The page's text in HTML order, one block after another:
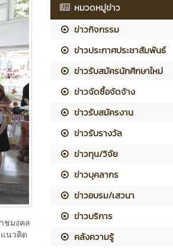
ชมงคล
นวคิด
หมวดหมู่ข่าว
ข่าวกิจกรรม
ข่าวประกาศประชาสัมพันธ์
ข่าวรับสมัครนักศึกษาใหม่
ข่าวจัดซื้อจัดจ้าง
ข่าวรับสมัครงาน
ข่าวรับรางวัล
ข่าวทุน/วิจัย
ข่าวบุคลากร
ข่าวอบรม/เสวนา
ข่าวบริการ
คลังความรู้